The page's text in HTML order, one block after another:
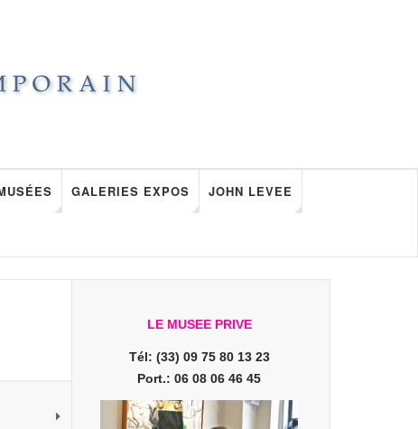
GALERIES EXPOS JOHN LEVEE
LE MUSEE PRIVE
Tél: (33) 09 75 80 13 23
Port.: 06 08 06 46 45